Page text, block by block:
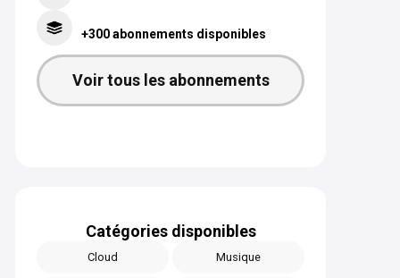
+300 abonnements disponibles
Voir tous les abonnements
Catégories disponibles
Cloud Musique